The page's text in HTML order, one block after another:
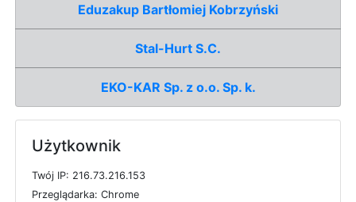
Eduzakup Bartłomiej Kobrzyński
Stal-Hurt S.C.
EKO-KAR Sp. z o.o. Sp. k.
Użytkownik
Twój IP: 216.73.216.153
Przeglądarka: Chrome